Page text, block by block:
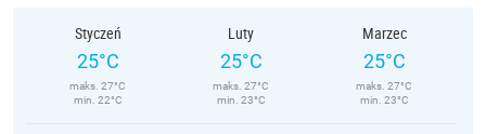
Styczeń
25°C
maks. 27°C
min. 22°C
Luty
25°C
maks. 27°C
min. 23°C
Marzec
25°C
maks. 27°C
min. 23°C